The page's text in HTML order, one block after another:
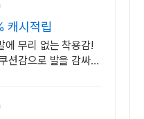
캐시적립
에 무리 없는 착용감!
션감으로 발을 감싸주